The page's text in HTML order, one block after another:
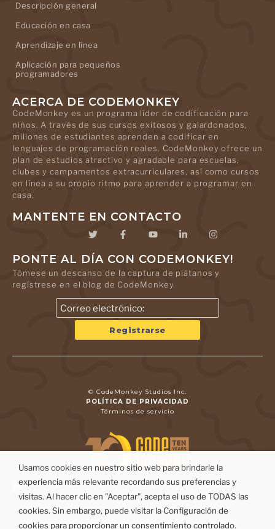
Descripción general
Educación en casa
Aprendizaje en línea
Aplicación para pequeños
programadores
ACERCA DE CODEMONKEY
CodeMonkey es un programa líder de codificación para
niños. A través de sus cursos exitosos y galardonados,
millones de estudiantes aprenden a codificar en
lenguajes de programación reales. CodeMonkey ofrece un
plan de estudios atractivo y agradable para escuelas,
clubes y campamentos extracurriculares, así como cursos
en línea a su propio ritmo para aprender a programar en
casa.
MANTENTE EN CONTACTO
PONTE AL DÍA CON CODEMONKEY!
Tómese un descanso de la captura de plátanos y
regístrese en el blog de CodeMonkey
© CodeMonkey Studios Inc.
POLÍTICA DE PRIVACIDAD
Términos de servicio
Usamos cookies en nuestro sitio web para brindarle la
experiencia más relevante recordando sus preferencias y
visitas. Al hacer clic en "Aceptar", acepta el uso de TODAS las
cookies. Sin embargo, puede visitar la Configuración de
cookies para proporcionar un consentimiento controlado.